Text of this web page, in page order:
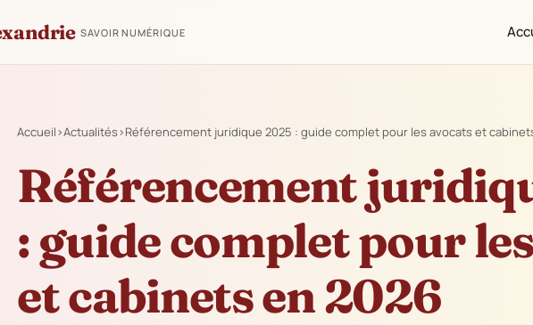
SAVOIR NUMÉRIQUE
Accueil›Actualités›Référencement juridique 2025 : guide complet pour les avocats et
Référencement
: guide complet pour
et cabinets en 2026